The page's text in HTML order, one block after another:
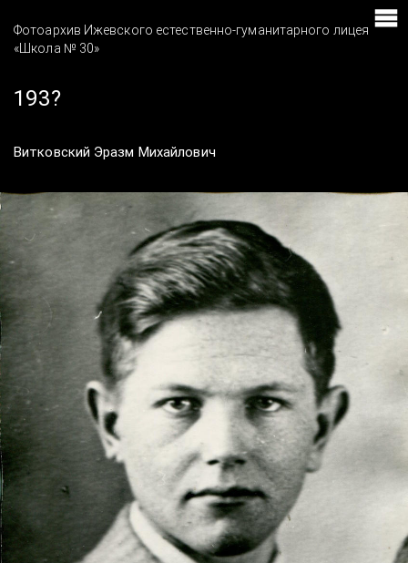
Фотоархив Ижевского естественно-гуманитарного лицея
«Школа № 30»
193?
Витковский Эразм Михайлович